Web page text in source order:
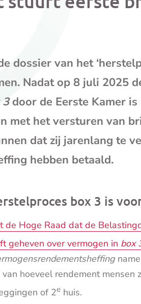
dossier van het
Nadat op 8 juli 2025
3door de Eerste Kamer
met het versturen van
dat zij jarenlang te
hebben betaald.
box 3 is
de Hoge Raad dat de
geheven over vermogen in box
hoeveel rendement mensen
of 2e huis.